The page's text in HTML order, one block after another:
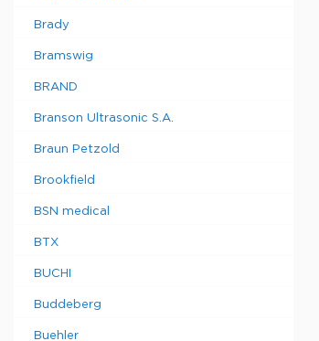
Brady
Bramswig
BRAND
Branson Ultrasonic S.A.
Braun Petzold
Brookfield
BSN medical
BTX
BUCHI
Buddeberg
Buehler